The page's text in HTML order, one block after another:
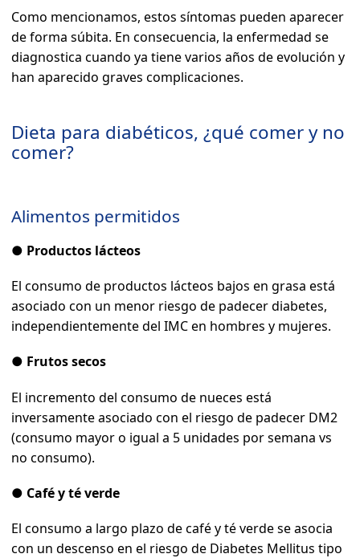
Como mencionamos, estos síntomas pueden aparecer
de forma súbita. En consecuencia, la enfermedad se
diagnostica cuando ya tiene varios años de evolución y
han aparecido graves complicaciones.
Dieta para diabéticos, ¿qué comer y no
comer?
Alimentos permitidos
● Productos lácteos
El consumo de productos lácteos bajos en grasa está
asociado con un menor riesgo de padecer diabetes,
independientemente del IMC en hombres y mujeres.
● Frutos secos
El incremento del consumo de nueces está
inversamente asociado con el riesgo de padecer DM2
(consumo mayor o igual a 5 unidades por semana vs
no consumo).
● Café y té verde
El consumo a largo plazo de café y té verde se asocia
con un descenso en el riesgo de Diabetes Mellitus tipo